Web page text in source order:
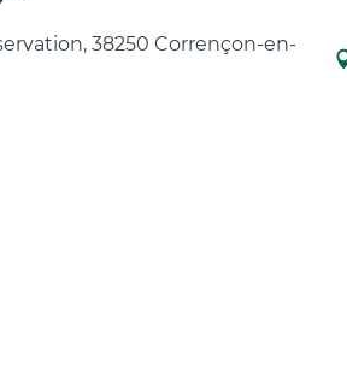
38250 Corrençon-en-